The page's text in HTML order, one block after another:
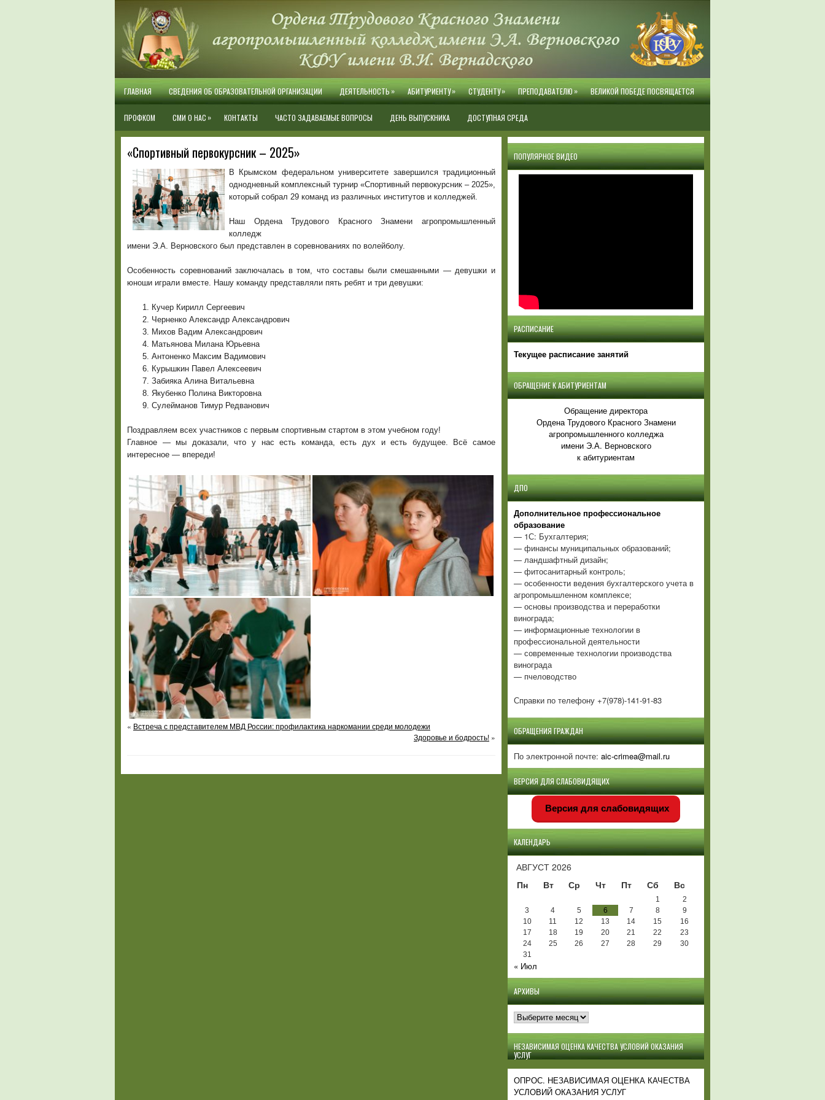
ГЛАВНАЯ СВЕДЕНИЯ ОБ ОБРАЗОВАТЕЛЬНОЙ ОРГАНИЗАЦИИ ДЕЯТЕЛЬНОСТЬ» АБИТУРИЕНТУ» СТУДЕНТУ» ПРЕПОДАВАТЕЛЮ» ВЕЛИКОЙ ПОБЕДЕ ПОСВЯЩАЕТСЯ
ПРОФКОМ СМИ О НАС » КОНТАКТЫ ЧАСТО ЗАДАВАЕМЫЕ ВОПРОСЫ ДЕНЬ ВЫПУСКНИКА ДОСТУПНАЯ СРЕДА
«Спортивный первокурсник – 2025»
В Крымском федеральном университете завершился традиционный
однодневный комплексный турнир «Спортивный первокурсник – 2025»,
который собрал 29 команд из различных институтов и колледжей.
Наш Ордена Трудового Красного Знамени агропромышленный
колледж
имени Э.А. Верновского был представлен в соревнованиях по волейболу.
Особенность соревнований заключалась в том, что составы были смешанными — девушки и
юноши играли вместе. Нашу команду представляли пять ребят и три девушки:
Кучер Кирилл Сергеевич
Черненко Александр Александрович
Михов Вадим Александрович
Матьянова Милана Юрьевна
Антоненко Максим Вадимович
Курышкин Павел Алексеевич
Забияка Алина Витальевна
Якубенко Полина Викторовна
Сулейманов Тимур Редванович
Поздравляем всех участников с первым спортивным стартом в этом учебном году!
Главное — мы доказали, что у нас есть команда, есть дух и есть будущее. Всё самое
интересное — впереди!
« Встреча с представителем МВД России: профилактика наркомании среди молодежи
Здоровье и бодрость! »
ПОПУЛЯРНОЕ ВИДЕО
РАСПИСАНИЕ
Текущее расписание занятий
ОБРАЩЕНИЕ К АБИТУРИЕНТАМ
Обращение директора
Ордена Трудового Красного Знамени
агропромышленного колледжа
имени Э.А. Верновского
к абитуриентам
ДПО
Дополнительное профессиональное
образование
— 1С: Бухгалтерия;
— финансы муниципальных образований;
— ландшафтный дизайн;
— фитосанитарный контроль;
— особенности ведения бухгалтерского учета в
агропромышленном комплексе;
— основы производства и переработки
винограда;
— информационные технологии в
профессиональной деятельности
— современные технологии производства
винограда
— пчеловодство
Справки по телефону +7(978)-141-91-83
ОБРАЩЕНИЯ ГРАЖДАН
По электронной почте: aic-crimea@mail.ru
ВЕРСИЯ ДЛЯ СЛАБОВИДЯЩИХ
Версия для слабовидящих
КАЛЕНДАРЬ
АВГУСТ 2026
Пн
Вт Ср Чт Пт Сб Вс
1
2
3
4 5 6 7 8
9
10
11 12 13 14 15
16
17
18 19 20 21 22
23
24
25 26 27 28 29
30
31
« Июл
АРХИВЫ
Архивы
НЕЗАВИСИМАЯ ОЦЕНКА КАЧЕСТВА УСЛОВИЙ ОКАЗАНИЯ
УСЛУГ
ОПРОС. НЕЗАВИСИМАЯ ОЦЕНКА КАЧЕСТВА
УСЛОВИЙ ОКАЗАНИЯ УСЛУГ